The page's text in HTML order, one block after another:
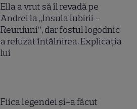
Ella a vrut să îl revadă pe
Andrei la „Insula Iubirii –
Reuniuni”, dar fostul logodnic
a refuzat întâlnirea. Explicația
lui
Fiica legendei și-a făcut